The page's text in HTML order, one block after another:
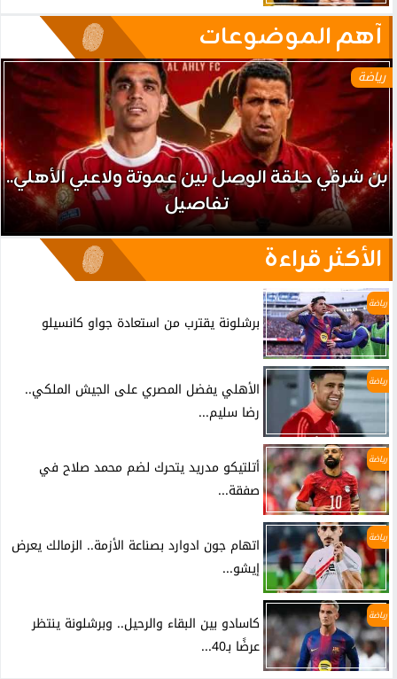
آهم الموضوعات
رياضة
بن شرقي حلقة الوصل بين عموتة ولاعبي الأهلي..
تفاصيل
الأكثر قراءة
رياضة
برشلونة يقترب من استعادة جواو كانسيلو
رياضة
الأهلي يفضل المصري على الجيش الملكي..
رضا سليم...
رياضة
أتلتيكو مدريد يتحرك لضم محمد صلاح في
صفقة...
رياضة
اتهام جون ادوارد بصناعة الأزمة.. الزمالك يعرض
إيشو...
رياضة
كاسادو بين البقاء والرحيل.. وبرشلونة ينتظر
عرضًا بـ40...